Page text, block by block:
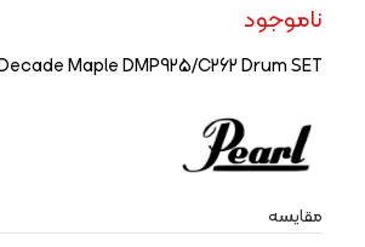
ناموجود
Maple DMP925/C262 Drum SET
مقایسه